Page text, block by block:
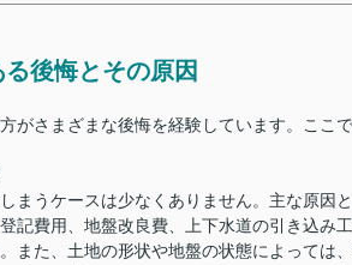
後悔とその原因
がさまざまな後悔を経験しています。ここ
まうケースは少なくありません。主な原因
記費用、地盤改良費、上下水道の引き込み
また、土地の形状や地盤の状態によっては